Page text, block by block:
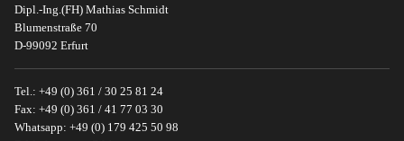
Dipl.-Ing.(FH) Mathias Schmidt
Blumenstraße 70
D-99092 Erfurt
Tel.: +49 (0) 361 / 30 25 81 24
Fax: +49 (0) 361 / 41 77 03 30
Whatsapp: +49 (0) 179 425 50 98